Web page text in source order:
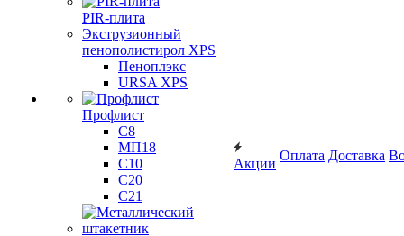
PIR-плита
Экструзионный
пенополистирол XPS
Пеноплэкс
URSA XPS
Профлист
С8
МП18
С10
С20
С21
Акции
Оплата Доставка